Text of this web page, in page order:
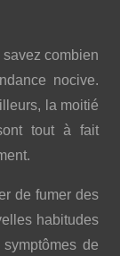
savez combien
nocive.
la moitié
tout à fait
de fumer des
habitudes
de